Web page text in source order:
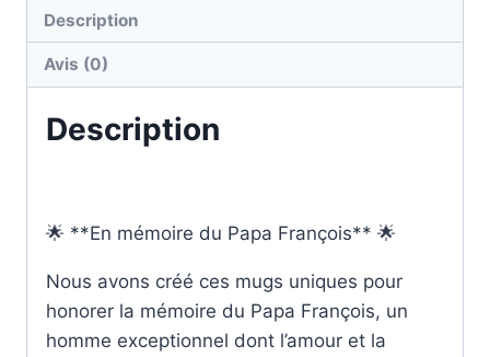
pape
François
PF_2025_02
Description
Avis (0)
Description
🌟 **En mémoire du Papa François** 🌟
Nous avons créé ces mugs uniques pour
honorer la mémoire du Papa François, un
homme exceptionnel dont l’amour et la